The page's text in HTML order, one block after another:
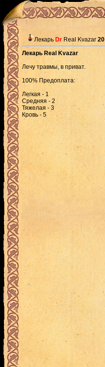
Лекарь Dr Real Kvazar 20
Лекарь Real Kvazar
Лечу травмы, в приват.
100% Предоплата:
Легкая - 1
Средняя - 2
Тяжелая - 3
Кровь - 5